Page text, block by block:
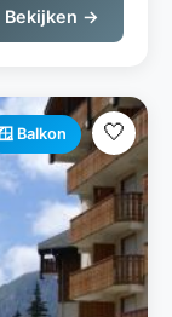
Bekijken →
Balkon 🤍